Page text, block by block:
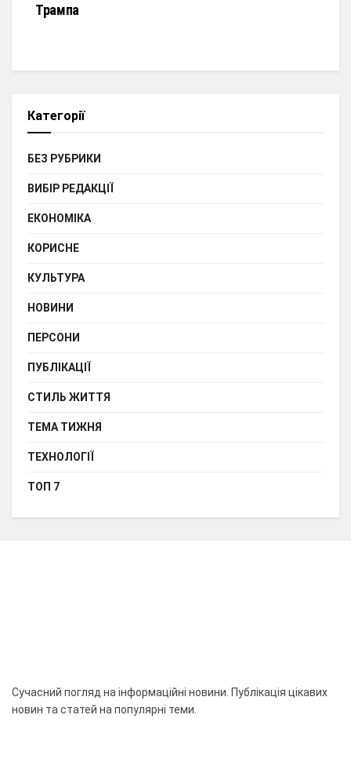
Трампа
Категорії
БЕЗ РУБРИКИ
ВИБІР РЕДАКЦІЇ
ЕКОНОМІКА
КОРИСНЕ
КУЛЬТУРА
НОВИНИ
ПЕРСОНИ
ПУБЛІКАЦІЇ
СТИЛЬ ЖИТТЯ
ТЕМА ТИЖНЯ
ТЕХНОЛОГІЇ
ТОП 7
Сучасний погляд на інформаційні новини. Публікація цікавих
новин та статей на популярні теми.